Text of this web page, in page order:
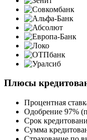
Плюсы
Процентная
Одобрение 97%
Срок
Сумма